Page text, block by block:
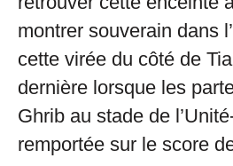
montrer souverain dans
cette virée du côté de
dernière lorsque les
Ghrib au stade de
remportée sur le score